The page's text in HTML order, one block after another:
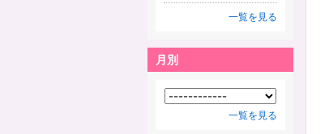
一覧を見る
月別
一覧を見る